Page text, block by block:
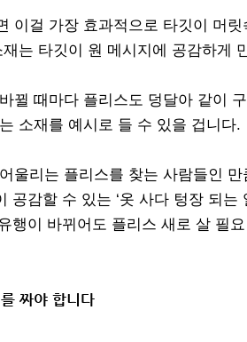
이걸 가장 효과적으로 타깃이 머
는 타깃이 원 메시지에 공감하게
뀔 때마다 플리스도 덩달아 같이
소재를 예시로 들 수 있을 겁니다.
울리는 플리스를 찾는 사람들인
공감할 수 있는 ‘옷 사다 텅장 되는
행이 바뀌어도 플리스 새로 살 필
짜야 합니다